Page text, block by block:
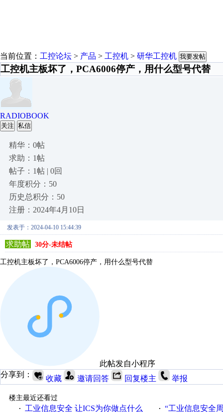
当前位置： 工控论坛 > 产品 > 工控机 > 研华工控机 我要发帖
工控机主板坏了，PCA6006停产，用什么型号代替
RADIOBOOK
关注 私信
精华：0帖
求助：1帖
帖子：1帖 | 0回
年度积分：50
历史总积分：50
注册：2024年4月10日
发表于：2024-04-10 15:44:39
求助帖 30分-未结帖
工控机主板坏了，PCA6006停产，用什么型号代替
此帖发自小程序
分享到：
收藏 邀请回答 回复楼主 举报
楼主最近还看过
·
工业信息安全 让ICS为你做点什么 · “工业信息安全周之我见”